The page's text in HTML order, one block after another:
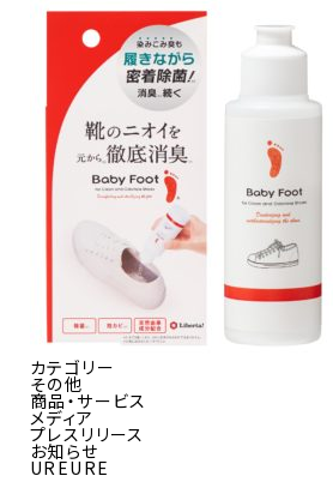
カテゴリー
その他
商品・サービス
メディア
プレスリリース
お知らせ
UREURE